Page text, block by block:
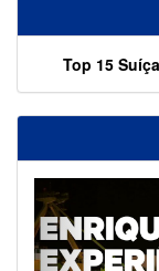
Top 15